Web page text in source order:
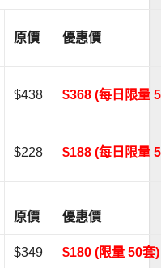
原價 優惠價
$438 $368 (每日限量
$228 $188 (每日限量
原價 優惠價
$349 $180 (限量 50套)